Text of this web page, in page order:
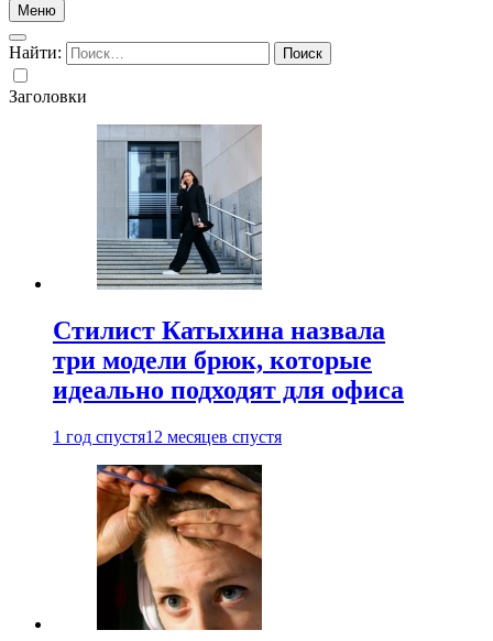
Меню
Найти:
Заголовки
Стилист Катыхина назвала
три модели брюк, которые
идеально подходят для офиса
1 год спустя12 месяцев спустя